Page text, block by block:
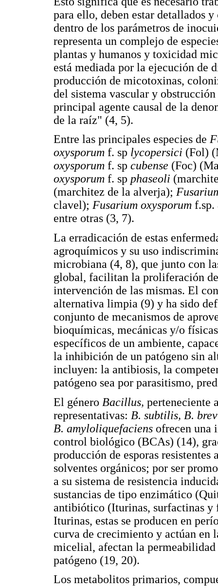
para ello, deben estar detallados
dentro de los parámetros de
representa un complejo de
plantas y humanos y toxicidad
está mediada por la ejecución de
producción de micotoxinas,
del sistema vascular y
principal agente causal de la
de la raíz" (4, 5).
Entre las principales especies de
oxysporum f. sp lycopersici (Fol)
oxysporum f. sp cubense (Foc)
oxysporum f. sp phaseoli
(marchitez de la alverja);
clavel); Fusarium oxysporum f.sp.
entre otras (3, 7).
La erradicación de estas
agroquímicos y su uso
microbiana (4, 8), que junto con
global, facilitan la proliferación
intervención de las mismas. El
alternativa limpia (9) y ha sido
conjunto de mecanismos de
bioquímicas, mecánicas y/o
específicos de un ambiente,
la inhibición de un patógeno sin
incluyen: la antibiosis, la
patógeno sea por parasitismo,
El género Bacillus, perteneciente
representativas: B. subtilis, B.
B. amyloliquefaciens ofrecen una
control biológico (BCAs) (14),
producción de esporas
solventes orgánicos; por ser
a su sistema de resistencia
sustancias de tipo enzimático
antibiótico (Iturinas, surfactinas y
Iturinas, estas se producen en
curva de crecimiento y actúan
micelial, afectan la
patógeno (19, 20).
Los metabolitos primarios,